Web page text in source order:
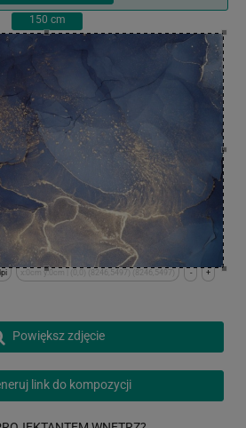
150 cm
+
-
x:0cm y:0cm | (0,0) (8246,5497) (8246,5497)
Powiększ zdjęcie
link do kompozycji